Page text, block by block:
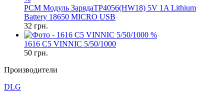
PCM Модуль ЗарядаTP4056(HW18) 5V 1A Lithium
Battery 18650 MICRO USB
32 грн.
%
1616 C5 VINNIC 5/50/1000
50 грн.
Производители
DLG